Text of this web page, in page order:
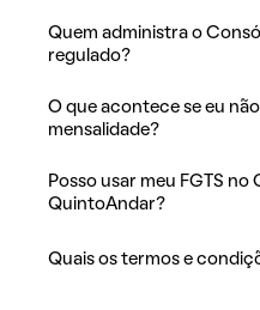
Quem administra o
regulado?
O que acontece se eu
mensalidade?
Posso usar meu FGTS
QuintoAndar?
Quais os termos e